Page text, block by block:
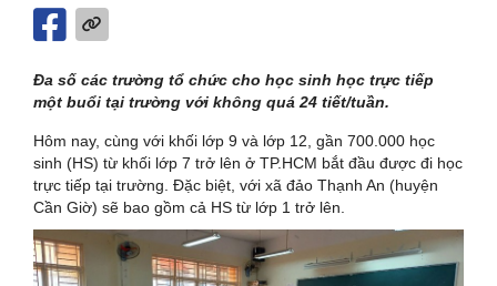
Đa số các trường tổ chức cho học sinh học trực tiếp
một buổi tại trường với không quá 24 tiết/tuần.
Hôm nay, cùng với khối lớp 9 và lớp 12, gần 700.000 học
sinh (HS) từ khối lớp 7 trở lên ở TP.HCM bắt đầu được đi học
trực tiếp tại trường. Đặc biệt, với xã đảo Thạnh An (huyện
Cần Giờ) sẽ bao gồm cả HS từ lớp 1 trở lên.